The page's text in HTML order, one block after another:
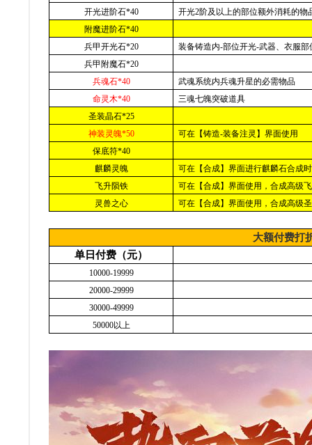
开光进阶石*40
开光2阶及以上的部位额外消耗的物
附魔进阶石*40
兵甲开光石*20
装备铸造内-部位开光-武器、衣服部
兵甲附魔石*20
兵魂石*40
武魂系统内兵魂升星的必需物品
命灵木*40
三魂七魄突破道具
圣装晶石*25
神装灵魄*50
可在【铸造-装备注灵】界面使用
保底符*40
麒麟灵魄
可在【合成】界面进行麒麟石合成
飞升陨铁
可在【合成】界面使用，合成高级
灵兽之心
可在【合成】界面使用，合成高级
大额付费打
单日付费（元）
10000-19999
20000-29999
30000-49999
50000以上